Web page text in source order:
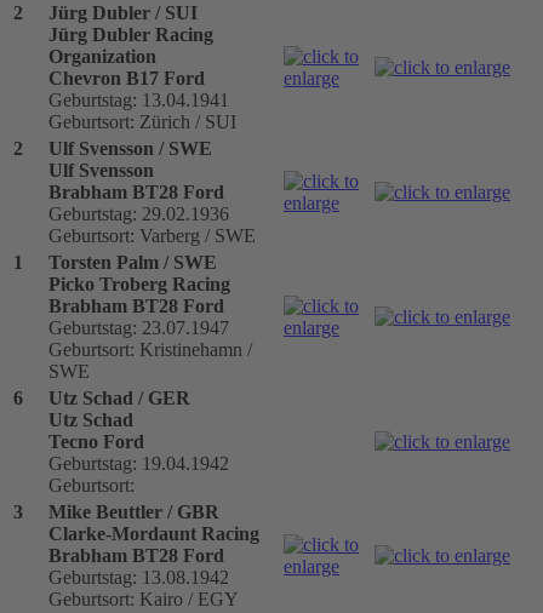
2
Jürg Dubler / SUI
Jürg Dubler Racing
Organization
Chevron B17 Ford
Geburtstag: 13.04.1941
Geburtsort: Zürich / SUI
2
Ulf Svensson / SWE
Ulf Svensson
Brabham BT28 Ford
Geburtstag: 29.02.1936
Geburtsort: Varberg / SWE
1
Torsten Palm / SWE
Picko Troberg Racing
Brabham BT28 Ford
Geburtstag: 23.07.1947
Geburtsort: Kristinehamn /
SWE
6
Utz Schad / GER
Utz Schad
Tecno Ford
Geburtstag: 19.04.1942
Geburtsort:
3
Mike Beuttler / GBR
Clarke-Mordaunt Racing
Brabham BT28 Ford
Geburtstag: 13.08.1942
Geburtsort: Kairo / EGY